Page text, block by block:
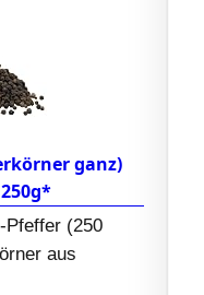
ganz)
Pfeffer (250
aus